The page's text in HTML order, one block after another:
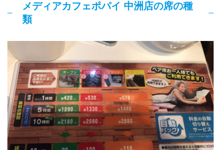
メディアカフェポパイ 中洲店の席の種
類